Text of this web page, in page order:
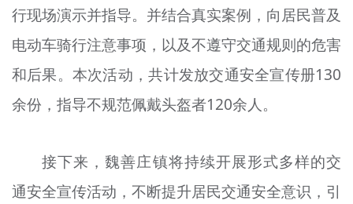
行现场演示并指导。并结合真实案例，向居民普及
电动车骑行注意事项，以及不遵守交通规则的危害
和后果。本次活动，共计发放交通安全宣传册130
余份，指导不规范佩戴头盔者120余人。
接下来，魏善庄镇将持续开展形式多样的交
通安全宣传活动，不断提升居民交通安全意识，引